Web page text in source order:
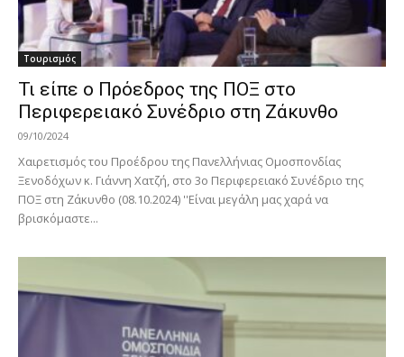
Τουρισμός
Τι είπε ο Πρόεδρος της ΠΟΞ στο
Περιφερειακό Συνέδριο στη Ζάκυνθο
09/10/2024
Χαιρετισμός του Προέδρου της Πανελλήνιας Ομοσπονδίας
Ξενοδόχων κ. Γιάννη Χατζή, στο 3ο Περιφερειακό Συνέδριο της
ΠΟΞ στη Ζάκυνθο (08.10.2024) ''Είναι μεγάλη μας χαρά να
βρισκόμαστε...